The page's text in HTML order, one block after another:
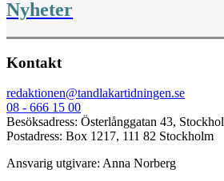
Nyheter
Kontakt
redaktionen@tandlakartidningen.se
08 - 666 15 00
Besöksadress: Österlånggatan 43,
Postadress: Box 1217, 111 82 Stockholm
Ansvarig utgivare: Anna Norberg